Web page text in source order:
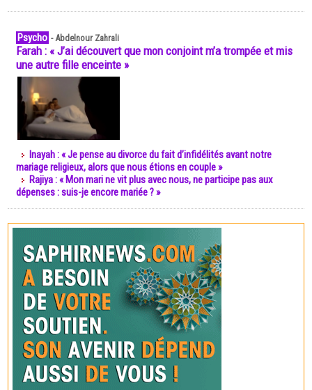
Psycho -Abdelnour Zahrali
Farah : « J’ai découvert que mon conjoint m’a trompée et mis
une autre fille enceinte »
Inayah : « Je pense au divorce du fait d’infidélités avant notre
mariage religieux, alors que nous étions en couple »
Rajiya : « Mon mari ne vit plus avec nous, ne participe pas aux
dépenses : suis-je encore mariée ? »